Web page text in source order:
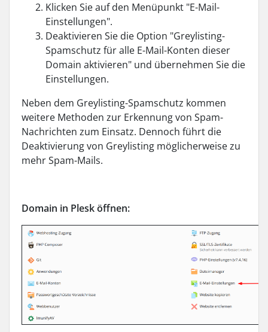
Klicken Sie auf den Menüpunkt "E-Mail-
Einstellungen".
Deaktivieren Sie die Option "Greylisting-
Spamschutz für alle E-Mail-Konten dieser
Domain aktivieren" und übernehmen Sie die
Einstellungen.
Neben dem Greylisting-Spamschutz kommen
weitere Methoden zur Erkennung von Spam-
Nachrichten zum Einsatz. Dennoch führt die
Deaktivierung von Greylisting möglicherweise zu
mehr Spam-Mails.
Domain in Plesk öffnen: